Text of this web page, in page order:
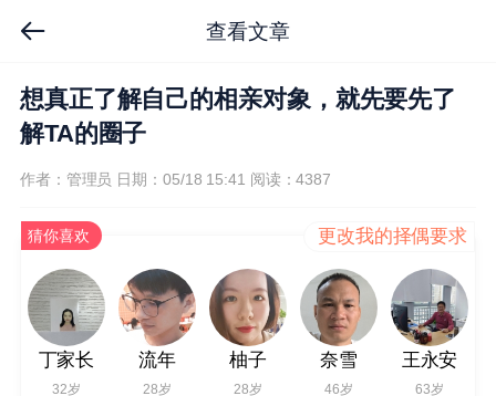
查看文章
想真正了解自己的相亲对象，就先要先了
解TA的圈子
作者：管理员 日期：05/18 15:41 阅读：4387
猜你喜欢 更改我的择偶要求
丁家长
32岁
流年
28岁
柚子
28岁
奈雪
46岁
王永安
63岁